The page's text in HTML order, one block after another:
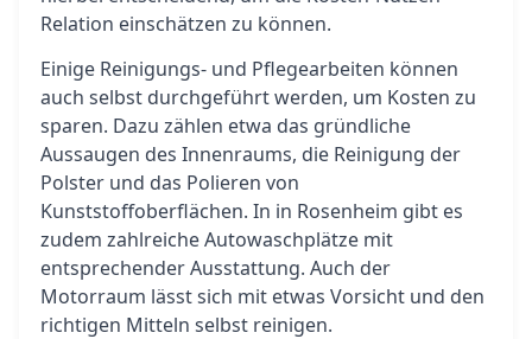
Relation einschätzen zu können.
Einige Reinigungs- und Pflegearbeiten können
auch selbst durchgeführt werden, um Kosten zu
sparen. Dazu zählen etwa das gründliche
Aussaugen des Innenraums, die Reinigung der
Polster und das Polieren von
Kunststoffoberflächen. In in Rosenheim gibt es
zudem zahlreiche Autowaschplätze mit
entsprechender Ausstattung. Auch der
Motorraum lässt sich mit etwas Vorsicht und den
richtigen Mitteln selbst reinigen.